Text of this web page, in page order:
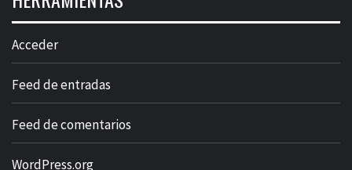
Acceder
Feed de entradas
Feed de comentarios
WordPress.org